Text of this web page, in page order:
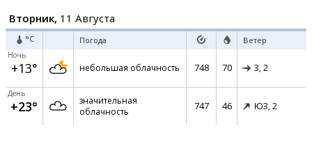
Вторник, 11 Августа
°C Погода Ветер
Ночь
+13° небольшая облачность 748 70 З, 2
День
+23°
значительная
облачность
747 46 ЮЗ, 2